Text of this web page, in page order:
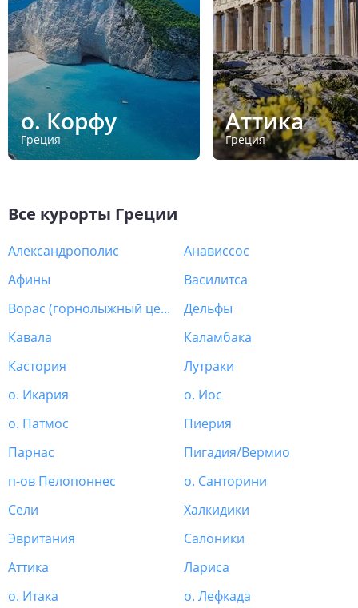
о. Корфу
Греция
Аттика
Греция
Все курорты Греции
Александрополис
Анависсос
Афины
Василитса
Ворас (горнолыжный центр)
Дельфы
Кавала
Каламбака
Кастория
Лутраки
о. Икария
о. Иос
о. Патмос
Пиерия
Парнас
Пигадия/Вермио
п-ов Пелопоннес
о. Санторини
Сели
Халкидики
Эвритания
Салоники
Аттика
Лариса
о. Итака
о. Лефкада